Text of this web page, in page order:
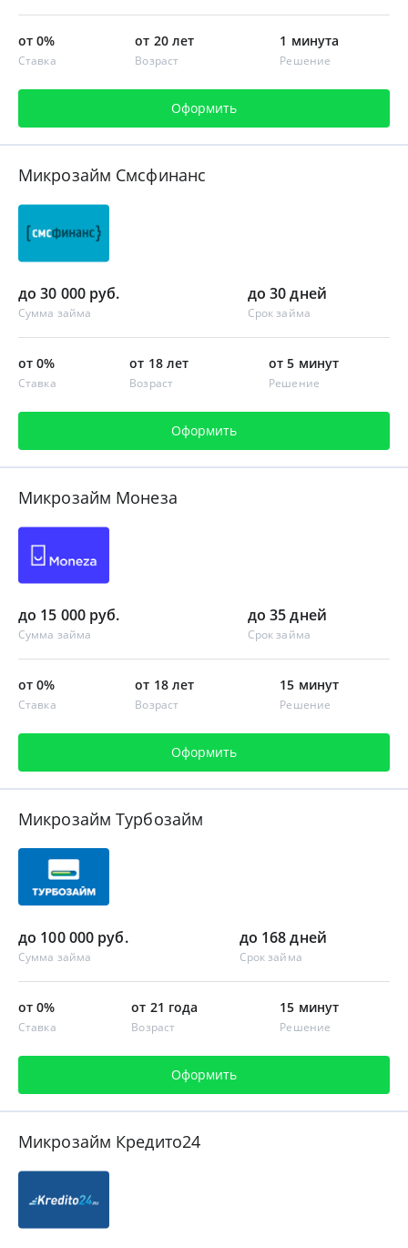
от 0%
Ставка
от 20 лет
Возраст
1 минута
Решение
Оформить
Микрозайм Смсфинанс
до 30 000 руб.
Сумма займа
до 30 дней
Срок займа
от 0%
Ставка
от 18 лет
Возраст
от 5 минут
Решение
Оформить
Микрозайм Монеза
до 15 000 руб.
Сумма займа
до 35 дней
Срок займа
от 0%
Ставка
от 18 лет
Возраст
15 минут
Решение
Оформить
Микрозайм Турбозайм
до 100 000 руб.
Сумма займа
до 168 дней
Срок займа
от 0%
Ставка
от 21 года
Возраст
15 минут
Решение
Оформить
Микрозайм Кредито24